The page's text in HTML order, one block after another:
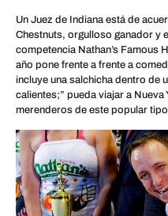
Un Juez de Indiana está de
Chestnuts, orgulloso ganador y
competencia Nathan’s Famous
año pone frente a frente a
incluye una salchicha dentro de
calientes;” pueda viajar a
merenderos de este popular